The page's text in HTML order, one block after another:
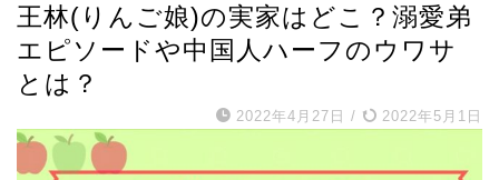
王林(りんご娘)の実家はどこ？溺愛弟
エピソードや中国人ハーフのウワサ
とは？
2022年4月27日 / 2022年5月1日